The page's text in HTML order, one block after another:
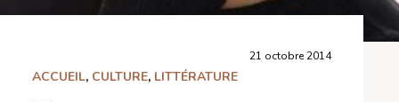
21 octobre 2014
ACCUEIL, CULTURE, LITTÉRATURE